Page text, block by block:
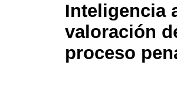
Inteligencia
valoración
proceso